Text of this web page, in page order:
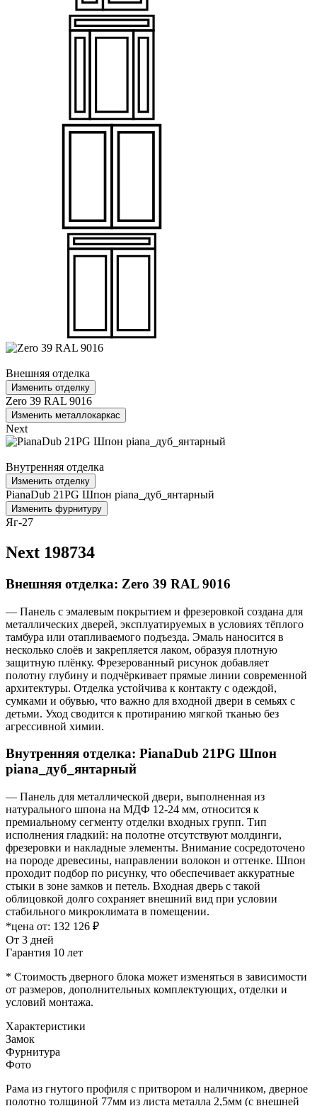
Внешняя отделка
Изменить отделку
Zero 39 RAL 9016
Изменить металлокаркас
Next
Внутренняя отделка
Изменить отделку
PianaDub 21PG Шпон piana_дуб_янтарный
Изменить фурнитуру
Яг-27
Next 198734
Внешняя отделка: Zero 39 RAL 9016
— Панель с эмалевым покрытием и фрезеровкой создана для
металлических дверей, эксплуатируемых в условиях тёплого
тамбура или отапливаемого подъезда. Эмаль наносится в
несколько слоёв и закрепляется лаком, образуя плотную
защитную плёнку. Фрезерованный рисунок добавляет
полотну глубину и подчёркивает прямые линии современной
архитектуры. Отделка устойчива к контакту с одеждой,
сумками и обувью, что важно для входной двери в семьях с
детьми. Уход сводится к протиранию мягкой тканью без
агрессивной химии.
Внутренняя отделка: PianaDub 21PG Шпон
piana_дуб_янтарный
— Панель для металлической двери, выполненная из
натурального шпона на МДФ 12-24 мм, относится к
премиальному сегменту отделки входных групп. Тип
исполнения гладкий: на полотне отсутствуют молдинги,
фрезеровки и накладные элементы. Внимание сосредоточено
на породе древесины, направлении волокон и оттенке. Шпон
проходит подбор по рисунку, что обеспечивает аккуратные
стыки в зоне замков и петель. Входная дверь с такой
облицовкой долго сохраняет внешний вид при условии
стабильного микроклимата в помещении.
*цена от: 132 126 ₽
От 3 дней
Гарантия 10 лет
* Стоимость дверного блока может изменяться в зависимости
от размеров, дополнительных комплектующих, отделки и
условий монтажа.
Характеристики
Замок
Фурнитура
Фото
Рама из гнутого профиля с притвором и наличником, дверное
полотно толщиной 77мм из листа металла 2,5мм (с внешней